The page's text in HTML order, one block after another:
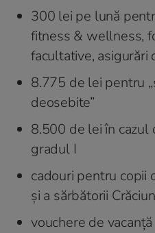
300 lei pe lună
fitness & wellness,
facultative, asigurări
8.775 de lei pentru
deosebite”
8.500 de lei în cazul
gradul I
cadouri pentru copii
și a sărbătorii
vouchere de vacanță